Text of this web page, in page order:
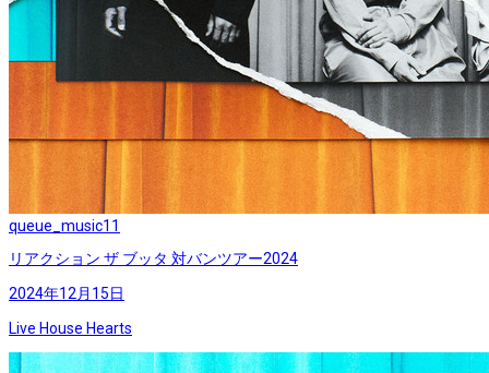
queue_music11
リアクション ザ ブッタ 対バンツアー2024
2024年12月15日
Live House Hearts